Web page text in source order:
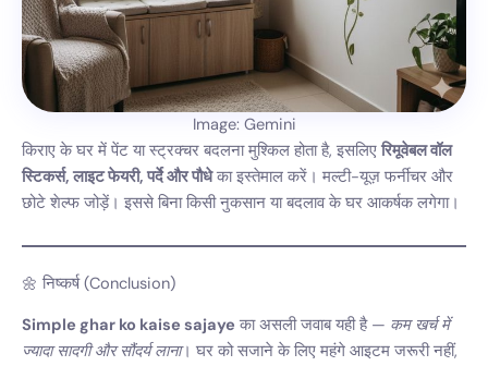
Image: Gemini
किराए के घर में पेंट या स्ट्रक्चर बदलना मुश्किल होता है, इसलिए रिमूवेबल वॉल
स्टिकर्स, लाइट फेयरी, पर्दे और पौधेका इस्तेमाल करें। मल्टी-यूज़ फर्नीचर और
छोटे शेल्फ जोड़ें। इससे बिना किसी नुकसान या बदलाव के घर आकर्षक लगेगा।
🌼 निष्कर्ष (Conclusion)
Simple ghar ko kaise sajaye का असली जवाब यही है — कम खर्च में
ज्यादा सादगी और सौंदर्य लाना। घर को सजाने के लिए महंगे आइटम जरूरी नहीं,